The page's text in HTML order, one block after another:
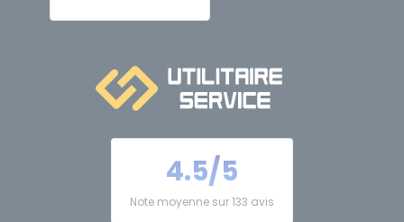
4.5/5
Note moyenne sur 133 avis